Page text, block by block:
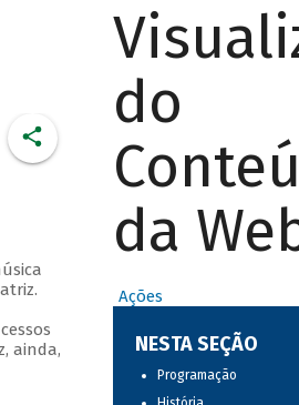
ainda,
do
da
Ações
NESTA SEÇÃO
Programação